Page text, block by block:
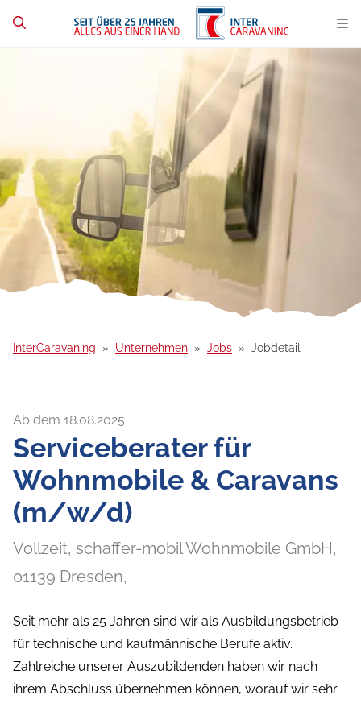
InterCaravaning Unternehmen Jobs Jobdetail
Ab dem 18.08.2025
Serviceberater für
Wohnmobile & Caravans
(m/w/d)
Vollzeit, schaffer-mobil Wohnmobile GmbH,
01139 Dresden,
Seit mehr als 25 Jahren sind wir als Ausbildungsbetrieb
für technische und kaufmännische Berufe aktiv.
Zahlreiche unserer Auszubildenden haben wir nach
ihrem Abschluss übernehmen können, worauf wir sehr